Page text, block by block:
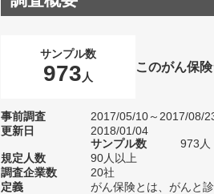
サンプル数
973 人
このがん保
事前調査
2017/05/10～2017/08/
更新日
2018/01/04
サンプル数
973人
規定人数
90人以上
調査企業数
20社
定義
がん保険とは、がんと